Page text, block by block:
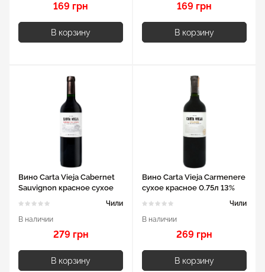
169 грн
В корзину
169 грн
В корзину
Вино Carta Vieja Cabernet
Sauvignon красное сухое
Чили
В наличии
279 грн
В корзину
Вино Carta Vieja Carmenere
сухое красное 0.75л 13%
Чили
В наличии
269 грн
В корзину